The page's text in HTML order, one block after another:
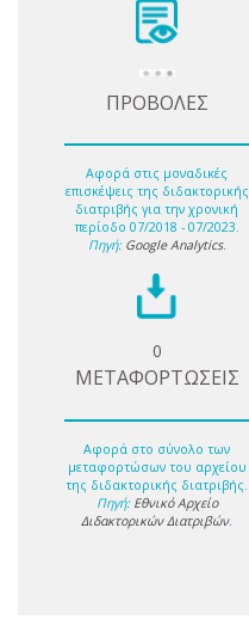
ΠΡΟΒΟΛΕΣ
Αφορά στις μοναδικές
επισκέψεις της διδακτορικής
διατριβής για την χρονική
περίοδο 07/2018 - 07/2023.
Πηγή: Google Analytics.
0
ΜΕΤΑΦΟΡΤΩΣΕΙΣ
Αφορά στο σύνολο των
μεταφορτώσων του αρχείου
της διδακτορικής διατριβής.
Πηγή: Εθνικό Αρχείο
Διδακτορικών Διατριβών.